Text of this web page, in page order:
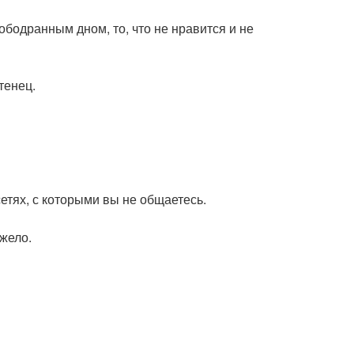
дном, то, что не нравится и не
с которыми вы не общаетесь.